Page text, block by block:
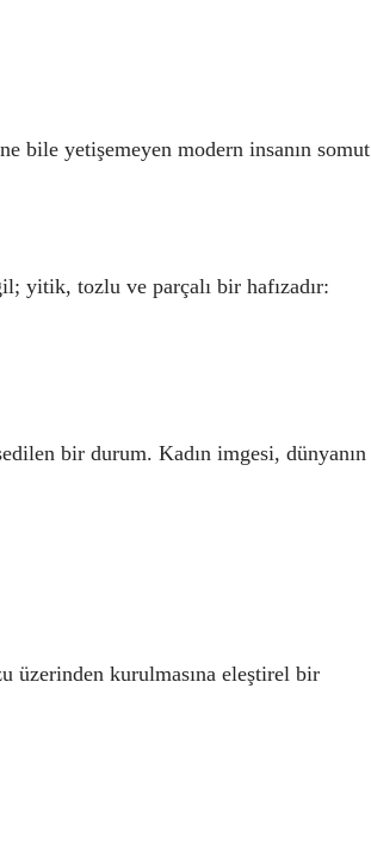
bile yetişemeyen modern insanın somut
yitik, tozlu ve parçalı bir hafızadır:
bir durum. Kadın imgesi, dünyanın
üzerinden kurulmasına eleştirel bir